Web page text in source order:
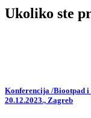
Ukoliko ste
Konferencija /Biootpad i
20.12.2023., Zagreb